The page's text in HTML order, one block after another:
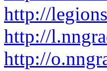
http://
http://
http://